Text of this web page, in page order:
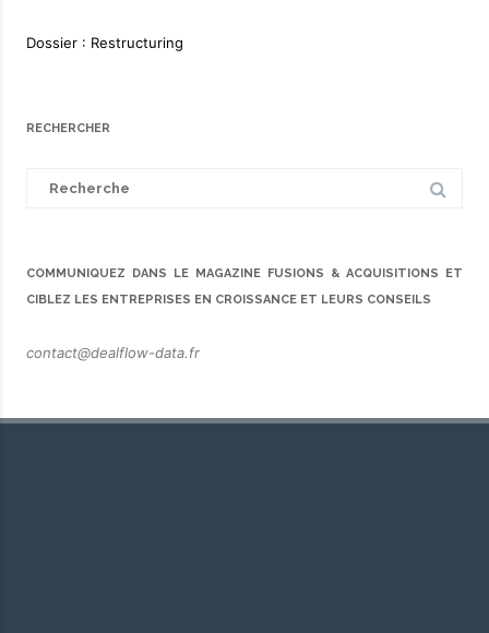
Dossier : Restructuring
RECHERCHER
COMMUNIQUEZ DANS LE MAGAZINE FUSIONS & ACQUISITIONS ET
CIBLEZ LES ENTREPRISES EN CROISSANCE ET LEURS CONSEILS
contact@dealflow-data.fr